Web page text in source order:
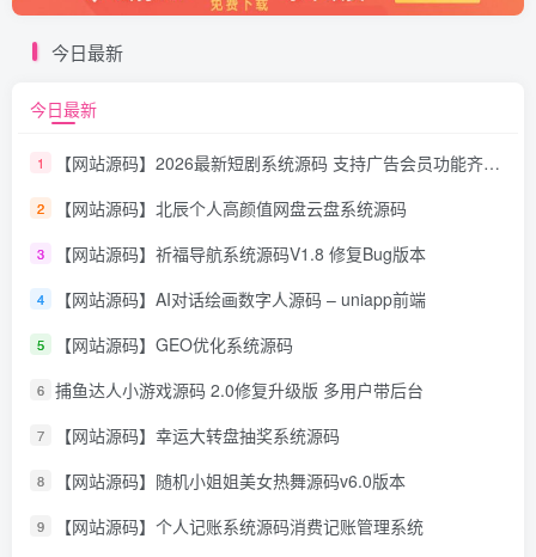
今日最新
今日最新
1 【网站源码】2026最新短剧系统源码 支持广告会员功能齐全短剧源码
2 【网站源码】北辰个人高颜值网盘云盘系统源码
3 【网站源码】祈福导航系统源码V1.8 修复Bug版本
4 【网站源码】AI对话绘画数字人源码 – uniapp前端
5 【网站源码】GEO优化系统源码
6 捕鱼达人小游戏源码 2.0修复升级版 多用户带后台
7 【网站源码】幸运大转盘抽奖系统源码
8 【网站源码】随机小姐姐美女热舞源码v6.0版本
9 【网站源码】个人记账系统源码消费记账管理系统